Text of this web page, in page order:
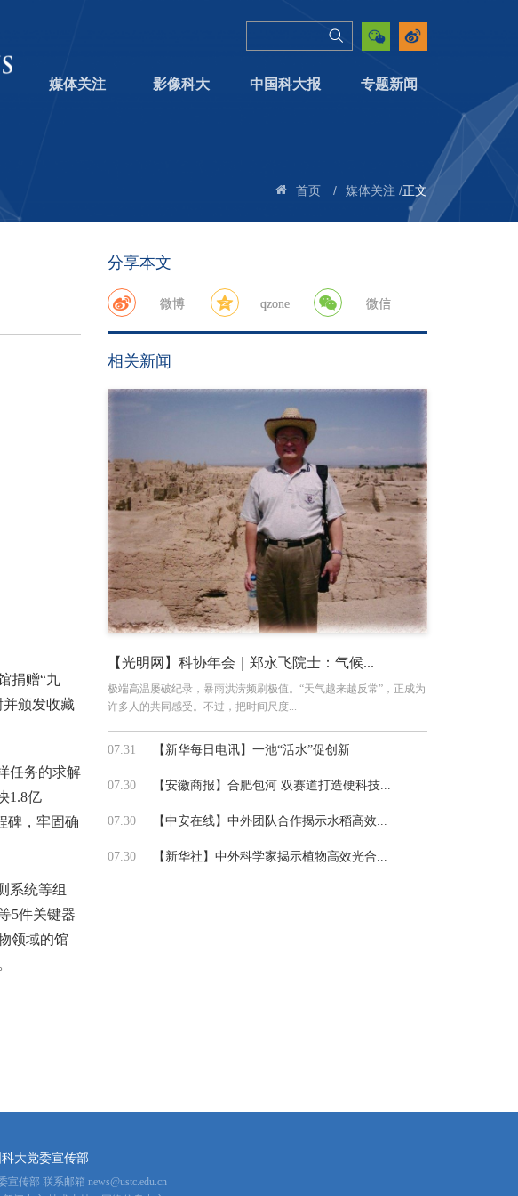
媒体关注 影像科大 中国科大报 专题新闻
首页 / 媒体关注 /正文
捐赠“九
颁发收藏
任务的求解
1.8亿
碑，牢固确
系统等组
5件关键器
领域的馆
分享本文
微博 qzone 微信
相关新闻
【光明网】科协年会｜郑永飞院士：气候...
极端高温屡破纪录，暴雨洪涝频刷极值。“天气越来越反常”，正成为
许多人的共同感受。不过，把时间尺度...
07.31 【新华每日电讯】一池“活水”促创新
07.30 【安徽商报】合肥包河 双赛道打造硬科技...
07.30 【中安在线】中外团队合作揭示水稻高效...
07.30 【新华社】中外科学家揭示植物高效光合...
大党委宣传部
宣传部 联系邮箱 news@ustc.edu.cn